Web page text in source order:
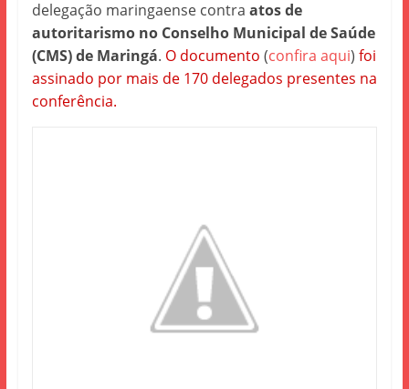
delegação maringaense contra atos de
autoritarismo no Conselho Municipal de Saúde
(CMS) de Maringá. O documento (confira aqui) foi
assinado por mais de 170 delegados presentes na
conferência.